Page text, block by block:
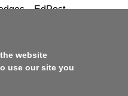
EdPost
Property Rights
of Racial Equality
website
use our site you